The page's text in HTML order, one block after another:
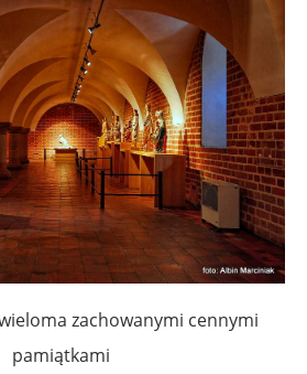
zachowanymi cennymi
pamiątkami